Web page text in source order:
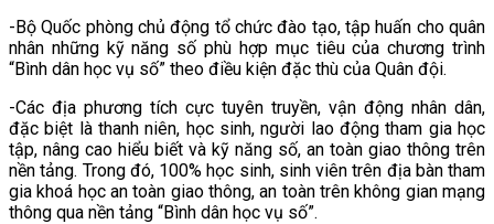
-Bộ Quốc phòng chủ động tổ chức đào tạo, tập huấn cho quân
nhân những kỹ năng số phù hợp mục tiêu của chương trình
“Bình dân học vụ số” theo điều kiện đặc thù của Quân đội.
-Các địa phương tích cực tuyên truyền, vận động nhân dân,
đặc biệt là thanh niên, học sinh, người lao động tham gia học
tập, nâng cao hiểu biết và kỹ năng số, an toàn giao thông trên
nền tảng. Trong đó, 100% học sinh, sinh viên trên địa bàn tham
gia khoá học an toàn giao thông, an toàn trên không gian mạng
thông qua nền tảng “Bình dân học vụ số”.